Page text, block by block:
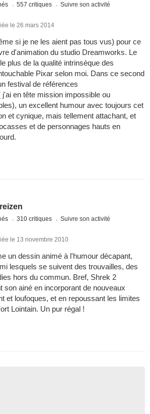
557 critiques Suivre son activité
le 26 mars 2014
si je ne les aient pas tous vus) pour ce
d'animation du studio Dreamworks. Le
plus de la qualité intrinsèque des
Pixar selon moi. Dans ce second
festival de références
en tête mission impossible ou
un excellent humour avec toujours cet
et cynique, mais tellement attachant, et
et de personnages hauts en
310 critiques Suivre son activité
le 13 novembre 2010
un dessin animé à l'humour décapant,
lesquels se suivent des trouvailles, des
hors du commun. Bref, Shrek 2
son ainé en incorporant de nouveaux
et loufoques, et en repoussant les limites
Lointain. Un pur régal !